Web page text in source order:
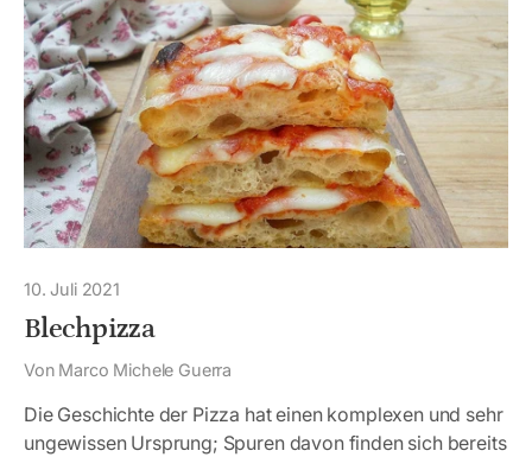
10. Juli 2021
Blechpizza
Von Marco Michele Guerra
Die Geschichte der Pizza hat einen komplexen und sehr
ungewissen Ursprung; Spuren davon finden sich bereits